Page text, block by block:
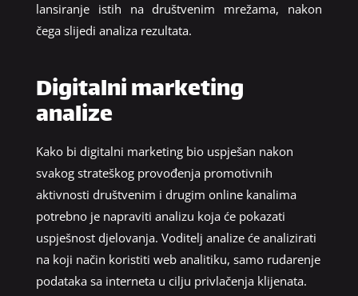
lansiranje istih na društvenim mrežama, nakon
čega slijedi analiza rezultata.
Digitalni marketing
analize
Kako bi digitalni marketing bio uspješan nakon
svakog strateškog provođenja promotivnih
aktivnosti društvenim i drugim online kanalima
potrebno je napraviti analizu koja će pokazati
uspješnost djelovanja. Voditelj analize će analizirati
na koji način koristiti web analitiku, samo rudarenje
podataka sa interneta u cilju privlačenja klijenata.